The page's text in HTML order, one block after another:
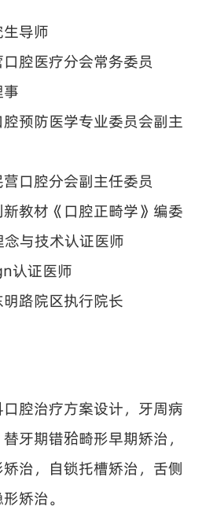
导师
腔医疗分会常务委员
预防医学专业委员会副主
口腔分会副主任委员
教材《口腔正畸学》编委
与技术认证医师
认证医师
路院区执行院长
腔治疗方案设计，牙周病
牙期错𬌗畸形早期矫治，
治，自锁托槽矫治，舌侧
矫治。